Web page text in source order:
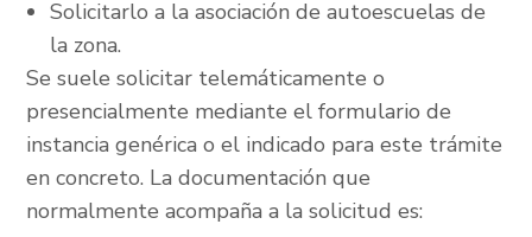
Solicitarlo a la asociación de autoescuelas de
la zona.
Se suele solicitar telemáticamente o
presencialmente mediante el formulario de
instancia genérica o el indicado para este trámite
en concreto. La documentación que
normalmente acompaña a la solicitud es: